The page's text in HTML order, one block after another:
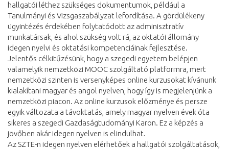
hallgatói léthez szükséges dokumentumok, például a
Tanulmányi és Vizsgaszabályzat lefordítása. A gördülékeny
ügyintézés érdekében folytatódott az adminisztratív
munkatársak, és ahol szükség volt rá, az oktatói állomány
idegen nyelvi és oktatási kompetenciáinak fejlesztése.
Jelentős célkitűzésünk, hogy a szegedi egyetem belépjen
valamelyik nemzetközi MOOC szolgáltató platformra, mert
nemzetközi szinten is versenyképes online kurzusokat kívánunk
kialakítani magyar és angol nyelven, hogy így is megjelenjünk a
nemzetközi piacon. Az online kurzusok előzménye és persze
egyik változata a távoktatás, amely magyar nyelven évek óta
sikeres a szegedi Gazdaságtudományi Karon. Ez a képzés a
jövőben akár idegen nyelven is elindulhat.
Az SZTE-n idegen nyelven elérhetőek a hallgatói szolgáltatások,